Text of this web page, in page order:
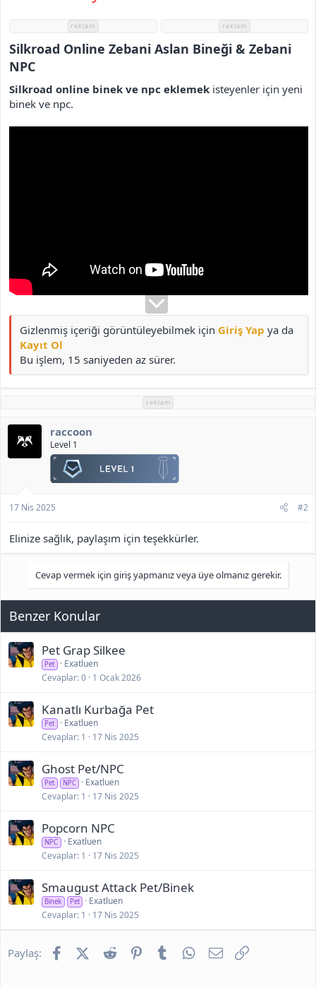
reklam reklam
Silkroad Online Zebani Aslan Bineği & Zebani
NPC​
Silkroad online binek ve npc eklemek isteyenler için yeni
binek ve npc.
Gizlenmiş içeriği görüntüleyebilmek için Giriş Yap ya da
Kayıt Ol
Bu işlem, 15 saniyeden az sürer.
reklam
raccoon
Level 1
17 Nis 2025 #2
Elinize sağlık, paylaşım için teşekkürler.
Cevap vermek için giriş yapmanız veya üye olmanız gerekir.
Benzer Konular
Pet Grap Silkee
Pet
Exatluen
Cevaplar 0 1 Ocak 2026
Kanatlı Kurbağa Pet
Pet
Exatluen
Cevaplar 1 17 Nis 2025
Ghost Pet/NPC
Pet NPC
Exatluen
Cevaplar 1 17 Nis 2025
Popcorn NPC
NPC
Exatluen
Cevaplar 1 17 Nis 2025
Smaugust Attack Pet/Binek
Binek Pet
Exatluen
Cevaplar 1 17 Nis 2025
Paylaş: FacebookX (Twitter)
Reddit PinterestTumblr WhatsApp
E-posta